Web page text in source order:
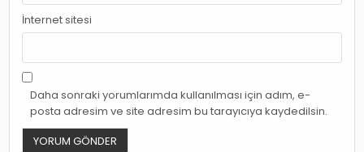
İnternet sitesi
Daha sonraki yorumlarımda kullanılması için adım, e-
posta adresim ve site adresim bu tarayıcıya kaydedilsin.